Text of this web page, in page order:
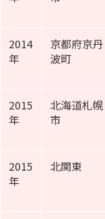
2014
年
京都府京丹
波町
2015
年
北海道札幌
市
2015
年
北関東